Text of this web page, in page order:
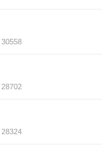
30558
28702
28324